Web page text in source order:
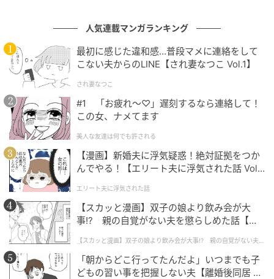
人気連載マンガランキング
最初に感じた違和感…普段マメに連絡をして
こない夫からのLINE【され妻なつこ Vol.1】
され妻なつこ
#1 「お疲れ〜♡」遅刻するなら連絡して！
この女、ナメてます
美人な友達は何でも許される
【漫画】新婚夫に浮気疑惑！絶対証拠をつか
んでやる！【エリート夫に浮気された話 Vol.
エリート夫に浮気された話
【スカッと漫画】双子の娘より飲み会が大
事!? 親の自覚がない夫を懲らしめた話【第1
【スカッと漫画】双子の娘より飲み会が大事!? 親の自覚がない夫を
懲らしめた話
「朝からどこ行ってたんだよ」いつまでも子
どもの習い事を把握しない夫【離婚後同居 Vo